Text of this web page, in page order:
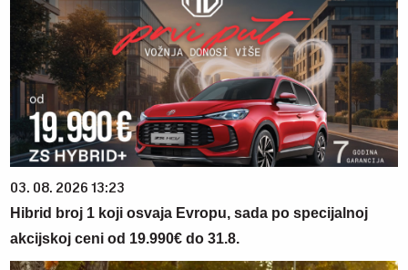
03. 08. 2026 13:23
Hibrid broj 1 koji osvaja Evropu, sada po specijalnoj
akcijskoj ceni od 19.990€ do 31.8.